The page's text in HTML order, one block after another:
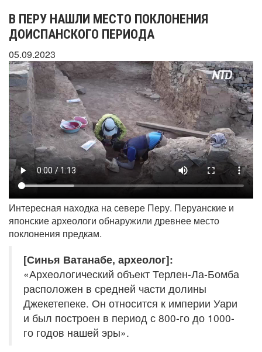
В ПЕРУ НАШЛИ МЕСТО ПОКЛОНЕНИЯ
ДОИСПАНСКОГО ПЕРИОДА
05.09.2023
Интересная находка на севере Перу. Перуанские и
японские археологи обнаружили древнее место
поклонения предкам.
[Синья Ватанабе, археолог]:
«Археологический объект Терлен-Ла-Бомба
расположен в средней части долины
Джекетепеке. Он относится к империи Уари
и был построен в период с 800-го до 1000-
го годов нашей эры».